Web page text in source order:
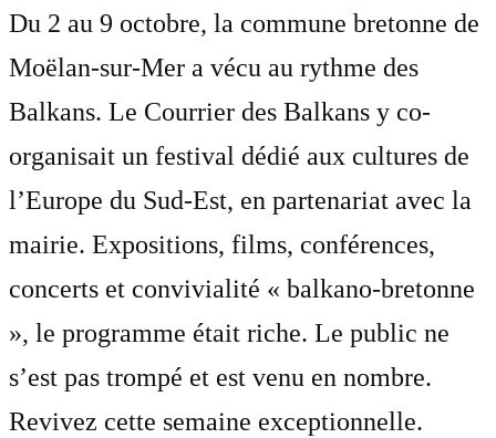
Du 2 au 9 octobre, la commune bretonne de
Moëlan-sur-Mer a vécu au rythme des
Balkans. Le Courrier des Balkans y co-
organisait un festival dédié aux cultures de
l’Europe du Sud-Est, en partenariat avec la
mairie. Expositions, films, conférences,
concerts et convivialité « balkano-bretonne
», le programme était riche. Le public ne
s’est pas trompé et est venu en nombre.
Revivez cette semaine exceptionnelle.